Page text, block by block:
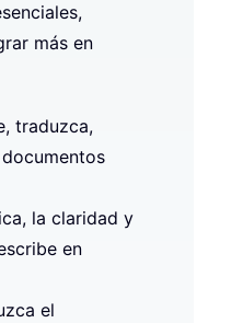
más en
traduzca,
la claridad y
en
el